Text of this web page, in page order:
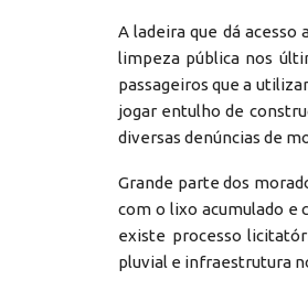
A ladeira que dá acesso
limpeza pública nos
passageiros que a
jogar entulho de
diversas denúncias de
Grande parte dos
com o lixo acumulado e
existe processo
pluvial e infraestrutura